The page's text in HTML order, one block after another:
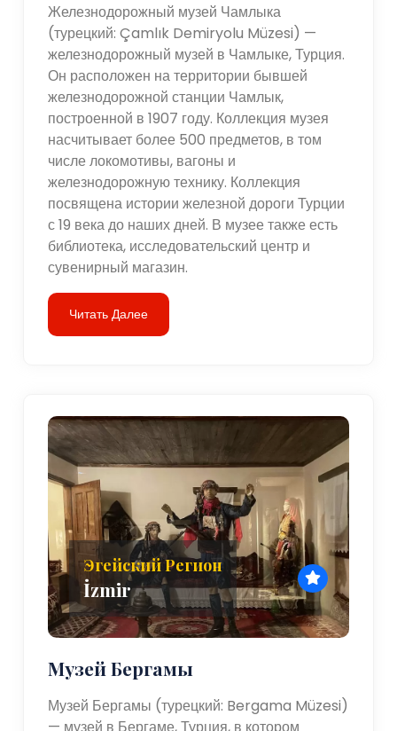
Железнодорожный музей Чамлыка
(турецкий: Çamlık Demiryolu Müzesi) —
железнодорожный музей в Чамлыке, Турция.
Он расположен на территории бывшей
железнодорожной станции Чамлык,
построенной в 1907 году. Коллекция музея
насчитывает более 500 предметов, в том
числе локомотивы, вагоны и
железнодорожную технику. Коллекция
посвящена истории железной дороги Турции
с 19 века до наших дней. В музее также есть
библиотека, исследовательский центр и
сувенирный магазин.
Читать Далее
Эгейский Регион
İzmir
Музей Бергамы
Музей Бергамы (турецкий: Bergama Müzesi)